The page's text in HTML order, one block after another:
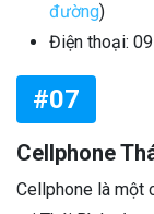
đường)
Điện thoại:
#07
Cellphone
Cellphone là một